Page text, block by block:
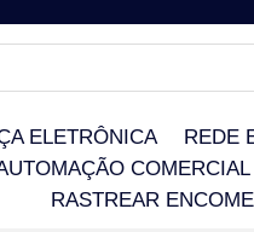
ELETRÔNICA REDE
COMERCIAL
RASTREAR